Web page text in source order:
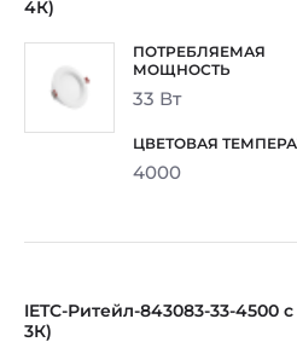
4К)
33 Вт
4000
IETC-Ритейл-843083-33-4500
3К)